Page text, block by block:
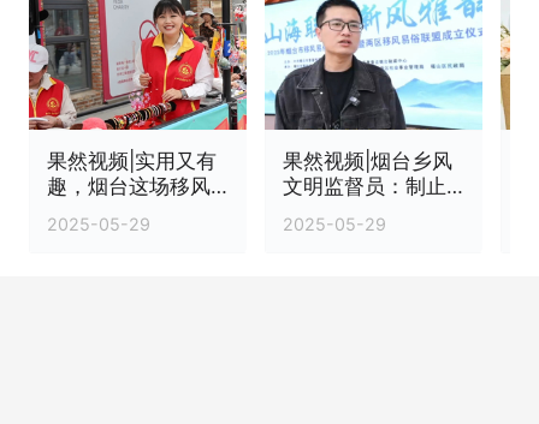
果然视频|实用又有
趣，烟台这场移风
集“干货”多
2025-05-29
果然视频|烟台乡风
文明监督员：制止
文明理念
2025-05-29